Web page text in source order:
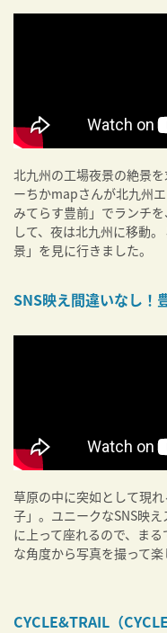
北九州の工場夜景の絶景
ーちかmapさんが北九州
みてらす豊前」でランチ
して、夜は北九州に移動
景」を見に行きました。
SNS映え間違いなし！
草原の中に突如として現
子」。ユニークなSNS映
に上って座れるので、ま
な角度から写真を撮って楽
CYCLE&TRAIL（CYCLE